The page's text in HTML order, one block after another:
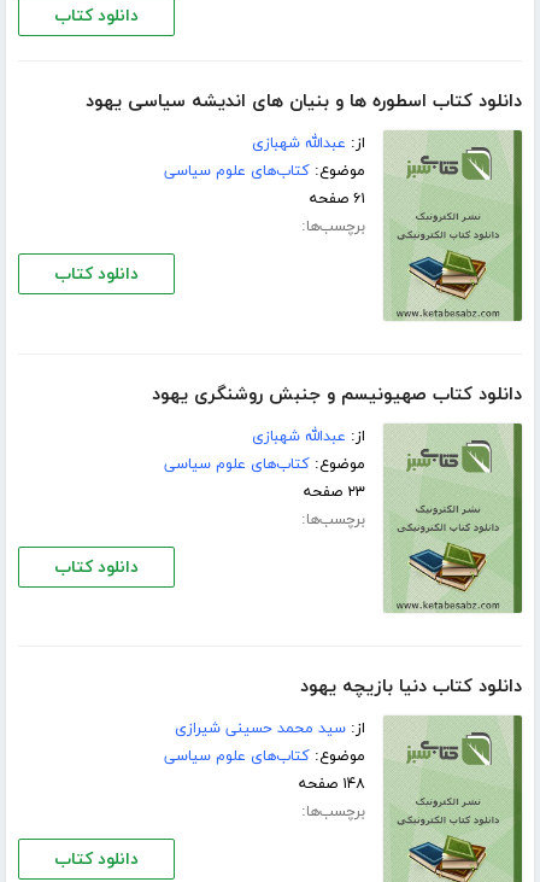
دانلود کتاب
دانلود کتاب اسطوره ها و بنیان های اندیشه سیاسی یهود
از: عبدالله شهبازی
موضوع:کتاب‌های علوم سیاسی
۶۱ صفحه
برچسب‌ها:
دانلود کتاب
دانلود کتاب صهیونیسم و جنبش روشنگری یهود
از: عبدالله شهبازی
موضوع:کتاب‌های علوم سیاسی
۲۳ صفحه
برچسب‌ها:
دانلود کتاب
دانلود کتاب دنیا بازیچه یهود
از:سید محمد حسینی شیرازی
موضوع:کتاب‌های علوم سیاسی
۱۴۸ صفحه
برچسب‌ها:
دانلود کتاب